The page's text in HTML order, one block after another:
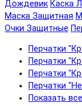
Дождевик Каска
Маска Защитная
Очки Защитные
Перчатки
Перчатки
Перчатки
Перчатки
Показать все